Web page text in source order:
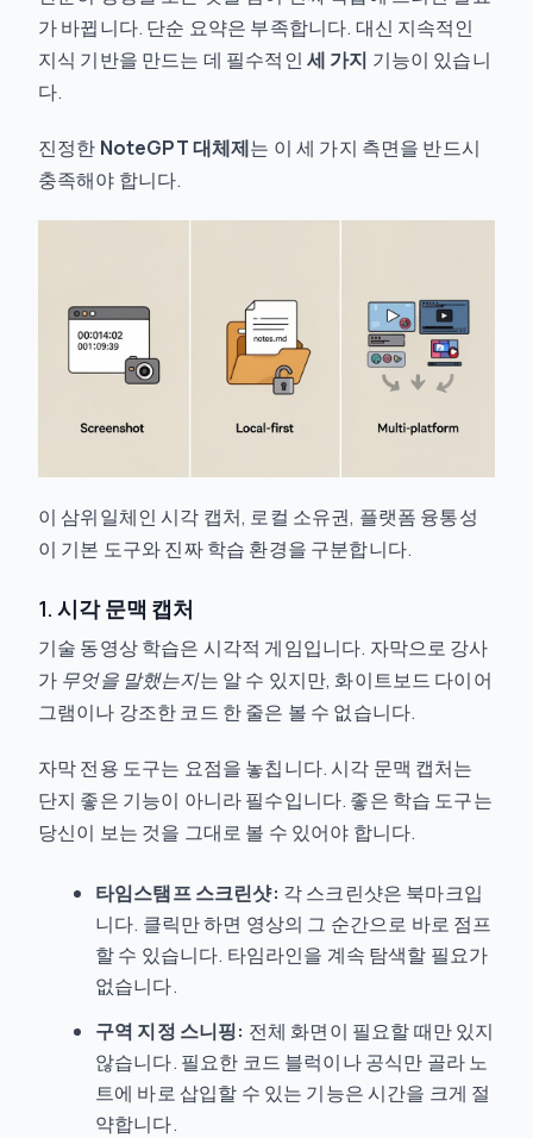
가 바뀝니다. 단순 요약은 부족합니다. 대신 지속적인
지식 기반을 만드는 데 필수적인 세 가지 기능이 있습니
다.
진정한 NoteGPT 대체제는 이 세 가지 측면을 반드시
충족해야 합니다.
이 삼위일체인 시각 캡처, 로컬 소유권, 플랫폼 융통성
이 기본 도구와 진짜 학습 환경을 구분합니다.
1. 시각 문맥 캡처
기술 동영상 학습은 시각적 게임입니다. 자막으로 강사
가 무엇을 말했는지는 알 수 있지만, 화이트보드 다이어
그램이나 강조한 코드 한 줄은 볼 수 없습니다.
자막 전용 도구는 요점을 놓칩니다. 시각 문맥 캡처는
단지 좋은 기능이 아니라 필수입니다. 좋은 학습 도구는
당신이 보는 것을 그대로 볼 수 있어야 합니다.
타임스탬프 스크린샷: 각 스크린샷은 북마크입
니다. 클릭만 하면 영상의 그 순간으로 바로 점프
할 수 있습니다. 타임라인을 계속 탐색할 필요가
없습니다.
구역 지정 스니핑: 전체 화면이 필요할 때만 있지
않습니다. 필요한 코드 블럭이나 공식만 골라 노
트에 바로 삽입할 수 있는 기능은 시간을 크게 절
약합니다.